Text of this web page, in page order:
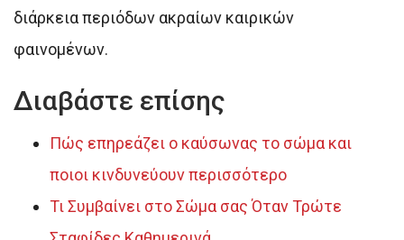
διάρκεια περιόδων ακραίων καιρικών
φαινομένων.
Διαβάστε επίσης
Πώς επηρεάζει ο καύσωνας το σώμα και
ποιοι κινδυνεύουν περισσότερο
Τι Συμβαίνει στο Σώμα σας Όταν Τρώτε